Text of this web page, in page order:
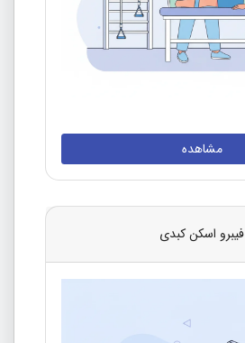
مشاهده
فیبرو اسکن کبدی